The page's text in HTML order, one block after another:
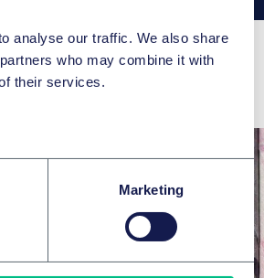
analyse our traffic. We also share
who may combine it with
their services.
Marketing
Sept. 2015
PRISM und
Märchen?, RDV
gemeinsam mit
Virtueller Pranger
„Shitstorm“ und
als Bühne für die
–